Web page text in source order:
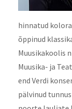
hinnatud
õppinud
Muusikakoolis
Muusika- ja
end Verdi
pälvinud